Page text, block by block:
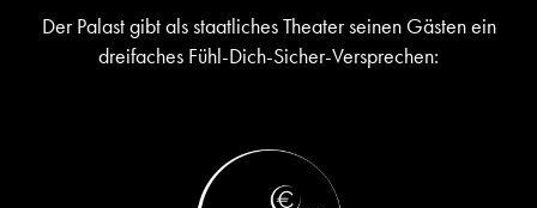
Der Palast gibt als staatliches Theater seinen Gästen ein
dreifaches Fühl-Dich-Sicher-Versprechen: